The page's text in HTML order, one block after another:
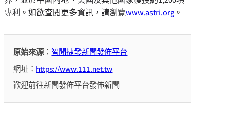
專利。如欲查閱更多資訊，請瀏覽www.astri.org 。
原始來源：智聞捷發新聞發佈平台
網址： https://www.111.net.tw
歡迎前往新聞發佈平台發佈新聞